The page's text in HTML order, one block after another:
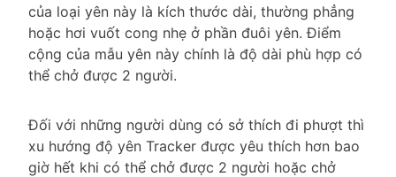
của loại yên này là kích thước dài, thường phẳng
hoặc hơi vuốt cong nhẹ ở phần đuôi yên. Điểm
cộng của mẫu yên này chính là độ dài phù hợp có
thể chở được 2 người.
Đối với những người dùng có sở thích đi phượt thì
xu hướng độ yên Tracker được yêu thích hơn bao
giờ hết khi có thể chở được 2 người hoặc chở